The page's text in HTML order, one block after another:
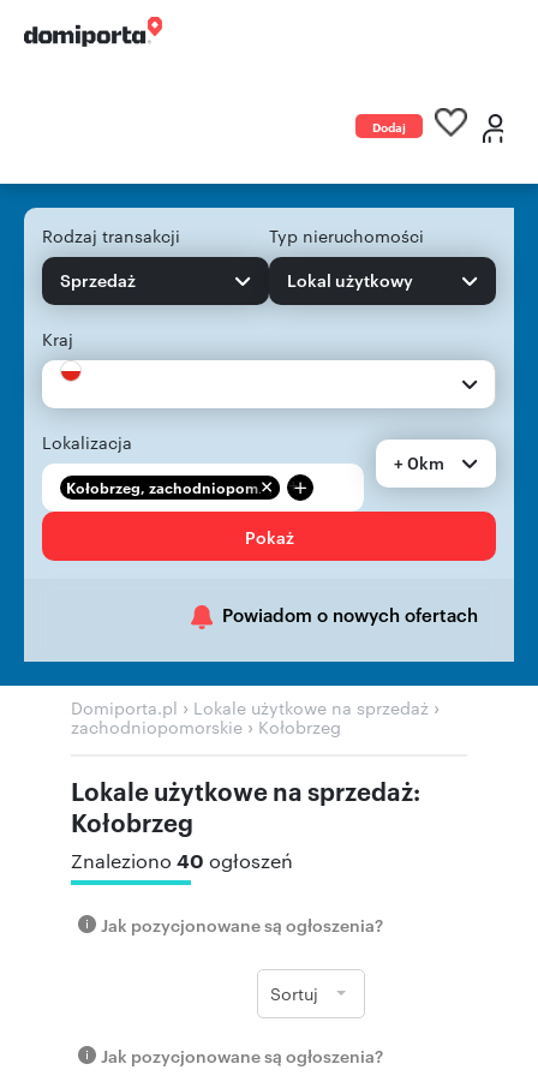
Dodaj
Rodzaj transakcji
Sprzedaż
Typ nieruchomości
Lokal użytkowy
Kraj
Lokalizacja
Kołobrzeg, zachodniopom... +
+ 0km
Pokaż
Powiadom o nowych ofertach
Domiporta.pl › Lokale użytkowe na sprzedaż ›
zachodniopomorskie › Kołobrzeg
Lokale użytkowe na sprzedaż:
Kołobrzeg
Znaleziono 40 ogłoszeń
Jak pozycjonowane są ogłoszenia?
Sortuj
Jak pozycjonowane są ogłoszenia?